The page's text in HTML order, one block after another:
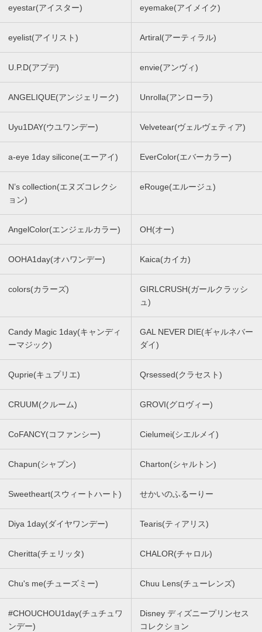
eyestar(アイスター) eyemake(アイメイク)
eyelist(アイリスト) Artiral(アーティラル)
U.P.D(アプデ) envie(アンヴィ)
ANGELIQUE(アンジェリーク) Unrolla(アンローラ)
Uyu1DAY(ウユワンデー) Velvetear(ヴェルヴェティア)
a-eye 1day silicone(エーアイ) EverColor(エバーカラー)
N’s collection(エヌズコレクシ
ョン)
eRouge(エルージュ)
AngelColor(エンジェルカラー) OH(オー)
OOHA1day(オハワンデー) Kaica(カイカ)
colors(カラーズ)
GIRLCRUSH(ガールクラッシ
ュ)
Candy Magic 1day(キャンディ
ーマジック)
GAL NEVER DIE(ギャルネバー
ダイ)
Quprie(キュプリエ) Qrsessed(クラセスト)
CRUUM(クルーム) GROVI(グロヴィー)
CoFANCY(コファンシー) Cielumei(シエルメイ)
Chapun(シャプン) Charton(シャルトン)
Sweetheart(スウィートハート) せかいのふるーりー
Diya 1day(ダイヤワンデー) Tearis(ティアリス)
Cheritta(チェリッタ) CHALOR(チャロル)
Chu's me(チューズミー) Chuu Lens(チューレンズ)
#CHOUCHOU1day(チュチュワ
ンデー)
Disney ディズニープリンセス
コレクション